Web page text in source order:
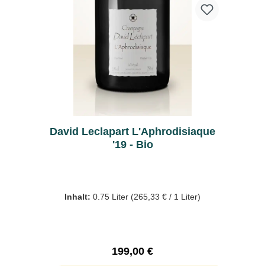
David Leclapart L'Aphrodisiaque
'19 - Bio
Inhalt: 0.75 Liter (265,33 € / 1 Liter)
Regulärer Preis:
199,00 €